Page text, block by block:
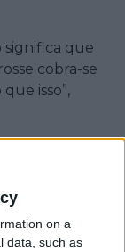
on a
data, such as
significa que
cobra-se
que isso”,